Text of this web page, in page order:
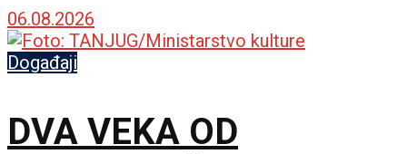
Smederevu
06.08.2026
Događaji
DVA VEKA OD